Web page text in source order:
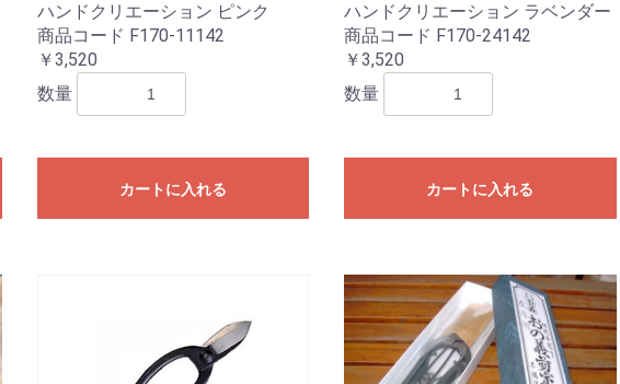
ハンドクリエーション ピンク
商品コード F170-11142
￥3,520
数量
カートに入れる
ハンドクリエーション ラベンダー
商品コード F170-24142
￥3,520
数量
カートに入れる